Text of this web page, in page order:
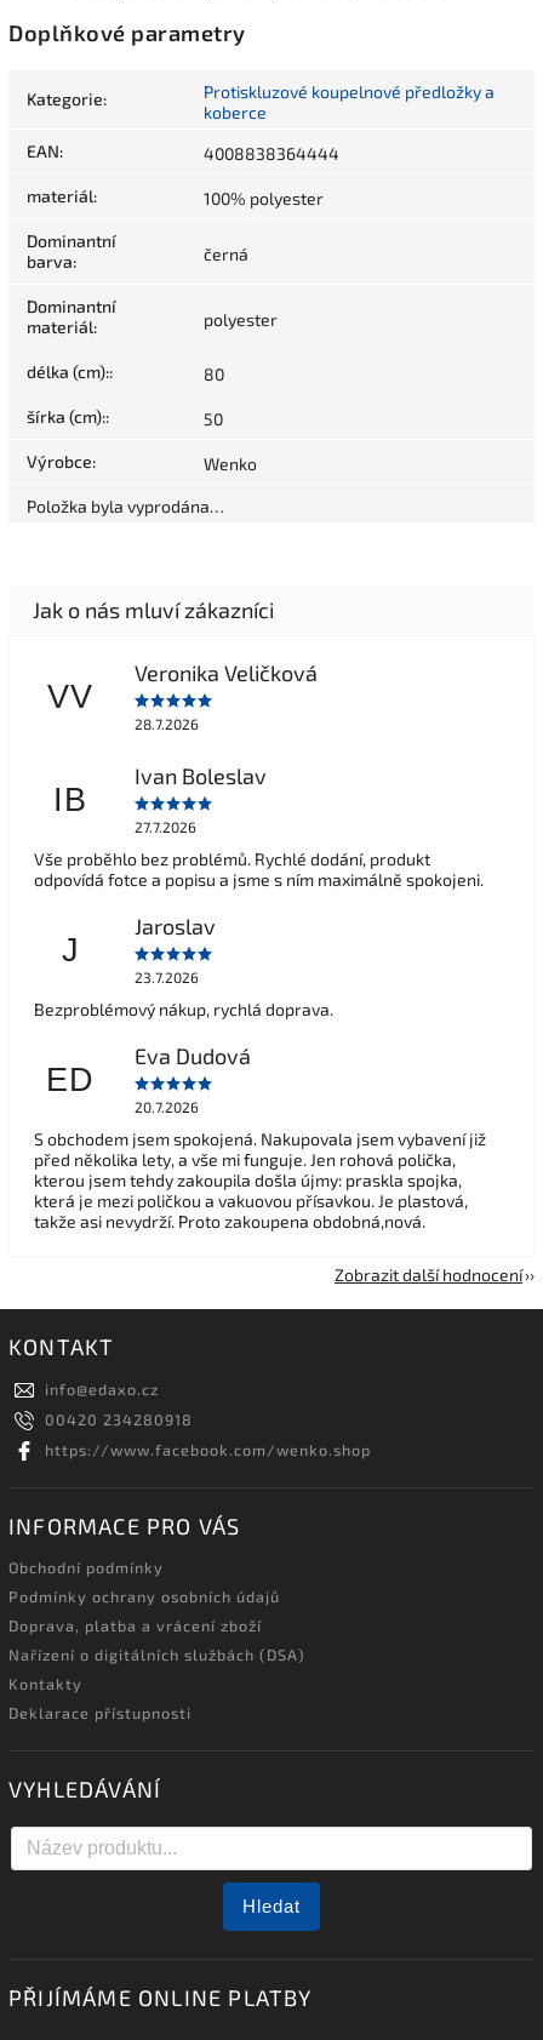
Doplňkové parametry
Kategorie:
Protiskluzové koupelnové předložky a
koberce
EAN: 4008838364444
materiál: 100% polyester
Dominantní
barva: černá
Dominantní
materiál: polyester
délka (cm):: 80
šírka (cm):: 50
Výrobce: Wenko
Položka byla vyprodána…
VV
Veronika Veličková
28.7.2026
IB
Ivan Boleslav
27.7.2026
Vše proběhlo bez problémů. Rychlé dodání, produkt
odpovídá fotce a popisu a jsme s ním maximálně spokojeni.
J
Jaroslav
23.7.2026
Bezproblémový nákup, rychlá doprava.
ED
Eva Dudová
20.7.2026
S obchodem jsem spokojená. Nakupovala jsem vybavení již
před několika lety, a vše mi funguje. Jen rohová polička,
kterou jsem tehdy zakoupila došla újmy: praskla spojka,
která je mezi poličkou a vakuovou přísavkou. Je plastová,
takže asi nevydrží. Proto zakoupena obdobná,nová.
Zobrazit další hodnocení
KONTAKT
info@edaxo.cz
00420 234280918
https://www.facebook.com/wenko.shop
INFORMACE PRO VÁS
Obchodní podmínky
Podmínky ochrany osobních údajů
Doprava, platba a vrácení zboží
Nařízení o digitálních službách (DSA)
Kontakty
Deklarace přístupnosti
VYHLEDÁVÁNÍ
Hledat
PŘIJÍMÁME ONLINE PLATBY